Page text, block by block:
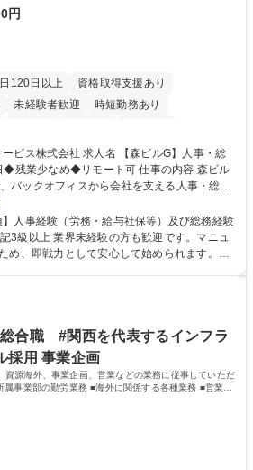
円
120日以上
資格取得支援あり
未経験者歓迎
時短勤務あり
給 長期歓迎 駅近5分以内 土日祝休み
名 【森ビルG】人事・総
め◆リモート可 仕事の内容 森ビル
バックオフィスから会社を支える人事・総務
の業務をバランスよく担当し、ゆくゆくは制
できる、やりがいある環境です。 ■勤怠管
き、年末調整等の労務管理全般 ■入退社手続
度改定などのコア業務 ■社内イベントの企画
っているため、安心して成長できます。 募
総務◆賞与5ヶ月◆年休120日◆残業少なめ◆
人事経験（労務・給与社保等）及び総務経験
3級以上 業界未経験の方も歓迎です。マニュ
め、即戦力として安心して始められます。
成長と組織への貢献度をダイレクトに実感で
リモート可など、ワークライフバランスを保
「これまでの幅広い経験を活かし、長期的な
前向きな意欲と挑戦を全力で応援します。 学
高専 短大 専修学校 高校 語学力： 資格：日商
級 日商簿記検定3級
総合職 #関西を代表するインフラ
用 事業企画
資源海外、事業企画、営業などの業務に従事していただ
事業部の勤労業務 ■海外に関係する各種業務 ■営業部